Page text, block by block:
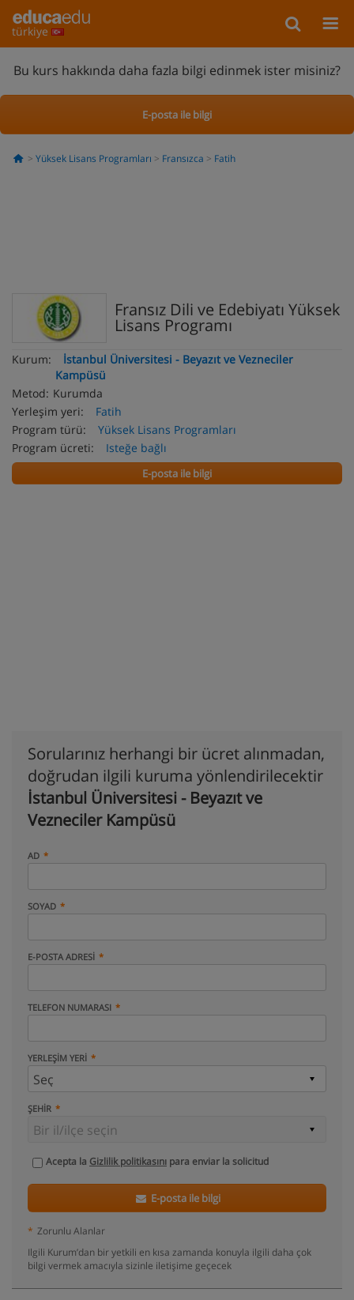
türkiye
Bu kurs hakkında daha fazla bilgi edinmek ister misiniz?
E-posta ile bilgi
Yüksek Lisans Programları Fransızca Fatih
Fransız Dili ve Edebiyatı Yüksek
Lisans Programı
Kurum:
İstanbul Üniversitesi - Beyazıt ve Vezneciler
Kampüsü
Metod: Kurumda
Yerleşim yeri:
Fatih
Program türü:
Yüksek Lisans Programları
Program ücreti:
Isteğe bağlı
E-posta ile bilgi
Sorularınız herhangi bir ücret alınmadan,
doğrudan ilgili kuruma yönlendirilecektir
İstanbul Üniversitesi - Beyazıt ve
Vezneciler Kampüsü
AD
SOYAD
E-POSTA ADRESI
TELEFON NUMARASI
YERLEŞIM YERI
ŞEHIR
Acepta la Gizlilik politikasını para enviar la solicitud
E-posta ile bilgi
* Zorunlu Alanlar
Ilgili Kurum’dan bir yetkili en kısa zamanda konuyla ilgili daha çok
bilgi vermek amacıyla sizinle iletişime geçecek